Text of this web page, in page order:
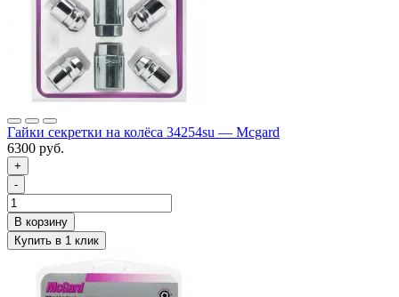
Гайки секретки на колёса 34254su — Mcgard
6300 руб.
+
-